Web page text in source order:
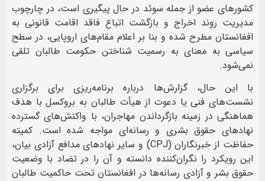
کشورهای عضو از جمله سوئد در حال پیگیری است، در چارچوب
مدیریت روند اخراج و بازگشت اتباع فاقد اقامت قانونی به
افغانستان مطرح شده و بنا بر اعلام مقام‌های اروپایی، در سطح
سیاسی به معنای به رسمیت شناختن حکومت طالبان تلقی
نمی‌شود.
با این حال، گزارش‌ها درباره برنامه‌ریزی برای برگزاری
نشست‌های فنی یا دعوت از هیأت طالبان به بروکسل با هدف
هماهنگی در زمینه بازگرداندن مهاجران، با واکنش‌های گسترده
نهادهای حقوق بشری و رسانه‌ای مواجه شده است. کمیته
حفاظت از خبرنگاران (CPJ) و سایر نهادهای مدافع آزادی بیان،
این رویکرد را نگران‌کننده دانسته و آن را در تضاد با وضعیت
حقوق بشر و آزادی رسانه‌ها در افغانستان تحت حاکمیت طالبان